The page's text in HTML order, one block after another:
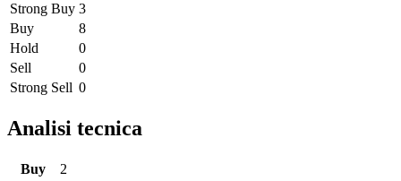
Strong Buy 3
Buy
8
Hold
0
Sell
0
Strong Sell 0
Analisi tecnica
Buy
2